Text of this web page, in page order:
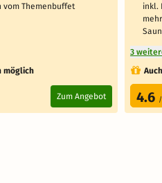
vom Themenbuffet
möglich
Zum Angebot
inkl.
3
4.6